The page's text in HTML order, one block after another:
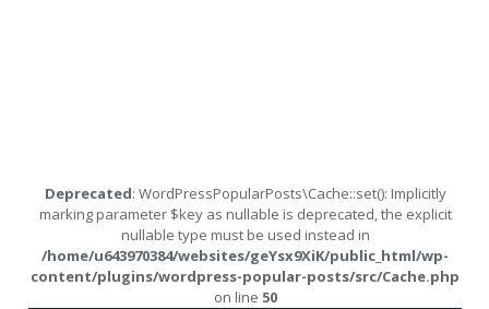
Deprecated: WordPressPopularPosts\Cache::set(): Implicitly
marking parameter $key as nullable is deprecated, the explicit
nullable type must be used instead in
/home/u643970384/websites/geYsx9XiK/public_html/wp-
content/plugins/wordpress-popular-posts/src/Cache.php
on line 50